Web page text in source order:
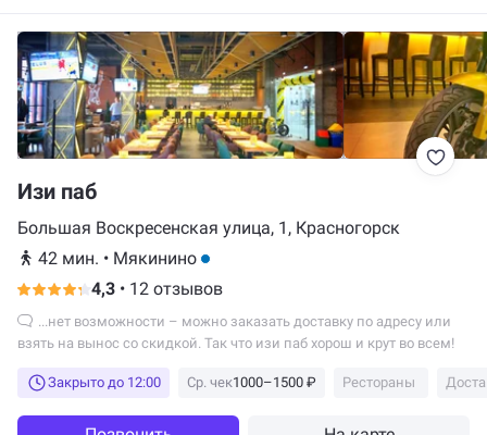
Изи паб
Большая Воскресенская улица, 1, Красногорск
42 мин. • Мякинино
4,3 • 12 отзывов
взять на вынос со скидкой. Так что изи паб хорош и крут во всем!
Закрыто до 12:00 Ср. чек1000–1500 ₽ Рестораны